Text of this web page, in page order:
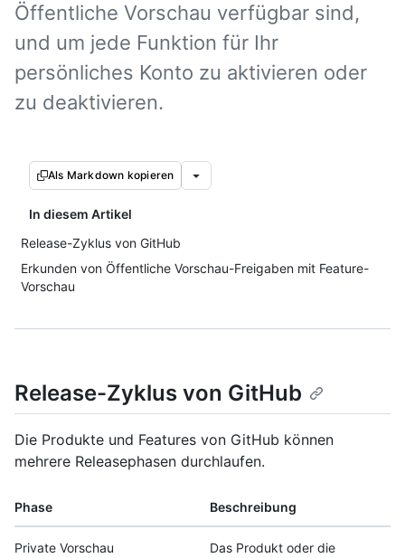
Öffentliche Vorschau verfügbar sind,
und um jede Funktion für Ihr
persönliches Konto zu aktivieren oder
zu deaktivieren.
Als Markdown kopieren
In diesem Artikel
Release-Zyklus von GitHub
Erkunden von Öffentliche Vorschau-Freigaben mit Feature-
Vorschau
Release-Zyklus von GitHub
Die Produkte und Features von GitHub können
mehrere Releasephasen durchlaufen.
Phase Beschreibung
Private Vorschau
Das Produkt oder die